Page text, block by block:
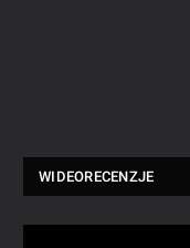
WIDEORECENZJE